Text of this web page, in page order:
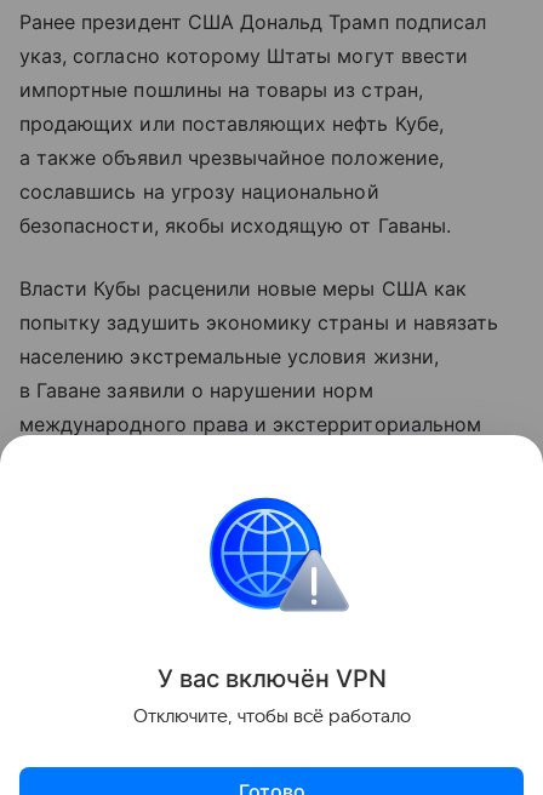
Ранее президент США Дональд Трамп подписал
указ, согласно которому Штаты могут ввести
импортные пошлины на товары из стран,
продающих или поставляющих нефть Кубе,
а также объявил чрезвычайное положение,
сославшись на угрозу национальной
безопасности, якобы исходящую от Гаваны.
Власти Кубы расценили новые меры США как
попытку задушить экономику страны и навязать
населению экстремальные условия жизни,
в Гаване заявили о нарушении норм
международного права и экстерриториальном
Данная информация носит исключительно
информационный (ознакомительный) характер
и не является индивидуальной инвестиционной
У вас включён VPN
Отключите, чтобы всё работало